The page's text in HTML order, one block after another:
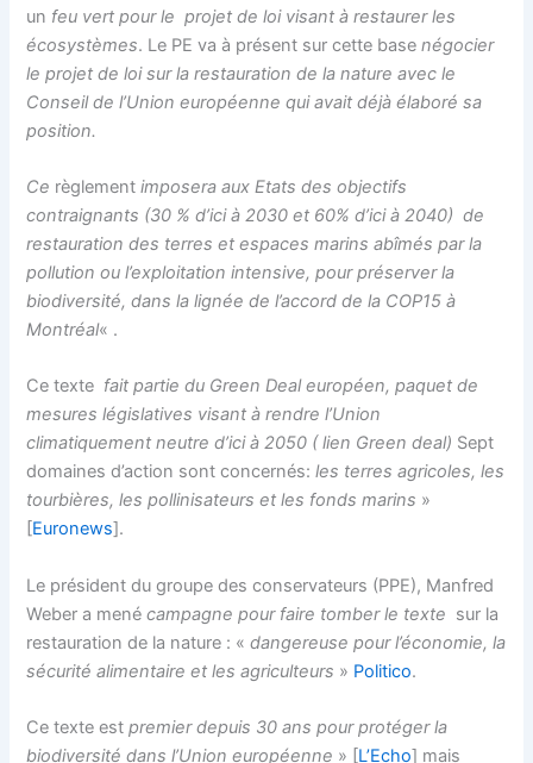
un feu vert pour le projet de loi visant à restaurer les
écosystèmes. Le PE va à présent sur cette basenégocier
le projet de loi sur la restauration de la nature avec le
Conseil de l’Union européenne qui avait déjà élaboré sa
position.
Ce règlementimposera aux Etats des objectifs
contraignants (30 % d’ici à 2030 et 60% d’ici à 2040) de
restauration des terres et espaces marins abîmés par la
pollution ou l’exploitation intensive, pour préserver la
biodiversité, dans la lignée de l’accord de la COP15 à
Montréal« .
Ce texte fait partie du Green Deal européen, paquet de
mesures législatives visant à rendre l’Union
climatiquement neutre d’ici à 2050 ( lien Green deal) Sept
domaines d’action sont concernés:les terres agricoles, les
tourbières, les pollinisateurs et les fonds marins »
Euronews].
Le président du groupe des conservateurs (PPE), Manfred
Weber a menécampagne pour faire tomber le texte sur la
restauration de la nature : «dangereuse pour l’économie, la
sécurité alimentaire et les agriculteurs » Politico.
Ce texte estpremier depuis 30 ans pour protéger la
biodiversité dans l’Union européenne » [L’Echo] mais